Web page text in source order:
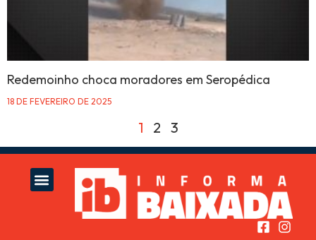
Redemoinho choca moradores em Seropédica
18 DE FEVEREIRO DE 2025
1 2 3